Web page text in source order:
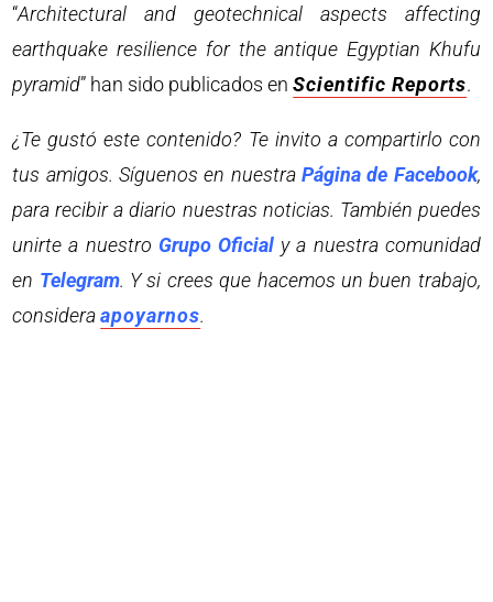
“Architectural and geotechnical aspects affecting
earthquake resilience for the antique Egyptian Khufu
pyramid” han sido publicados enScientific Reports.
¿Te gustó este contenido? Te invito a compartirlo con
tus amigos. Síguenos en nuestraPágina de Facebook,
para recibir a diario nuestras noticias. También puedes
unirte a nuestro Grupo Oficial y a nuestra comunidad
en Telegram. Y si crees que hacemos un buen trabajo,
consideraapoyarnos.